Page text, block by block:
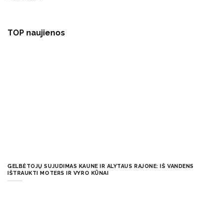
TOP naujienos
GELBĖTOJŲ SUJUDIMAS KAUNE IR ALYTAUS RAJONE: IŠ VANDENS
IŠTRAUKTI MOTERS IR VYRO KŪNAI